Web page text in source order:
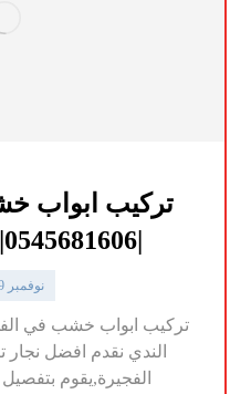
تركيب ابواب
نوفمبر 9, 2024
الندي نقدم افضل
الفجيرة,يقوم بتفصيل